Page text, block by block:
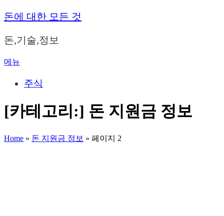
내
으
로
로
돈에 대한 모든 것
돈,기술,정보
메뉴
주식
[카테고리:] 돈 지원금 정보
Home » 돈 지원금 정보 » 페이지 2